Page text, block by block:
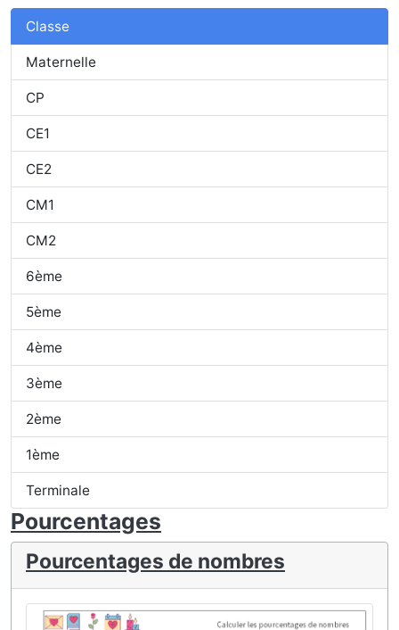
Classe
Maternelle
CP
CE1
CE2
CM1
CM2
6ème
5ème
4ème
3ème
2ème
1ème
Terminale
Pourcentages
Pourcentages de nombres